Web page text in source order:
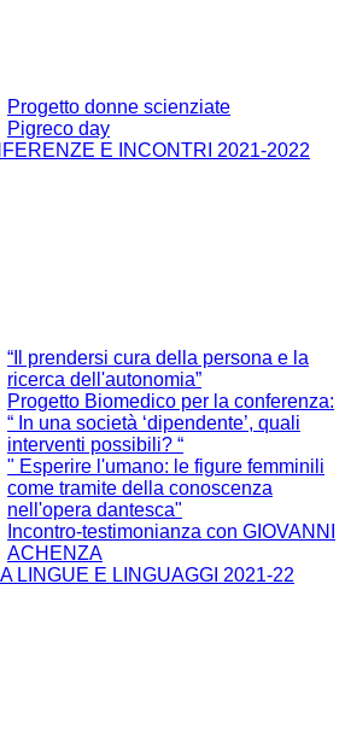
Progetto donne scienziate
Pigreco day
E INCONTRI 2021-2022
“Il prendersi cura della persona e la
ricerca dell'autonomia”
Progetto Biomedico per la conferenza:
“ In una società ‘dipendente’, quali
interventi possibili? “
" Esperire l'umano: le figure femminili
come tramite della conoscenza
nell'opera dantesca"
Incontro-testimonianza con GIOVANNI
ACHENZA
LINGUE E LINGUAGGI 2021-22